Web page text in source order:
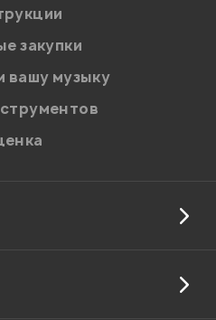
число:
закупки
вашу музыку